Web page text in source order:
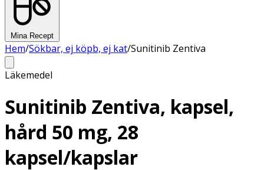
Mina Recept
Hem/Sökbar, ej köpb, ej kat/Sunitinib Zentiva
Läkemedel
Sunitinib Zentiva, kapsel,
hård 50 mg, 28
kapsel/kapslar